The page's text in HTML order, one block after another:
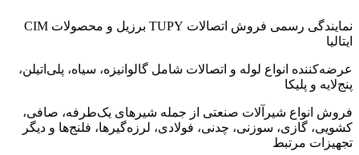
نمایندگی رسمی فروش اتصالات TUPY برزیل و محصولات CIM
ایتالیا
عرضه‌کننده انواع لوله و اتصالات شامل گالوانیزه، سیاه، پلی‌اتیلن،
پنج‌لایه و پلیکا
فروش انواع شیرآلات صنعتی از جمله شیرهای یک‌طرفه، صافی،
کشویی، گازی، سوزنی، چدنی، فولادی، لرزه‌گیرها، فلنج‌ها و دیگر
تجهیزات مرتبط